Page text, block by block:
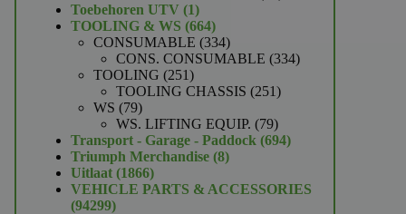
Toebehoren UTV 11
product
TOOLING & WS 664664
producten
CONSUMABLE 334334
producten
CONS. CONSUMABLE 334334
TOOLING 251251
producten
TOOLING CHASSIS 251251
WS 7979
producten
WS. LIFTING EQUIP. 7979
producten
Transport - Garage - Paddock 694694
Triumph Merchandise 88
Uitlaat 18661866
producten
VEHICLE PARTS & ACCESSORIES
9429994299